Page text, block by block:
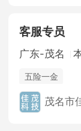
客服专员
广东-茂名
五险一金
茂名市